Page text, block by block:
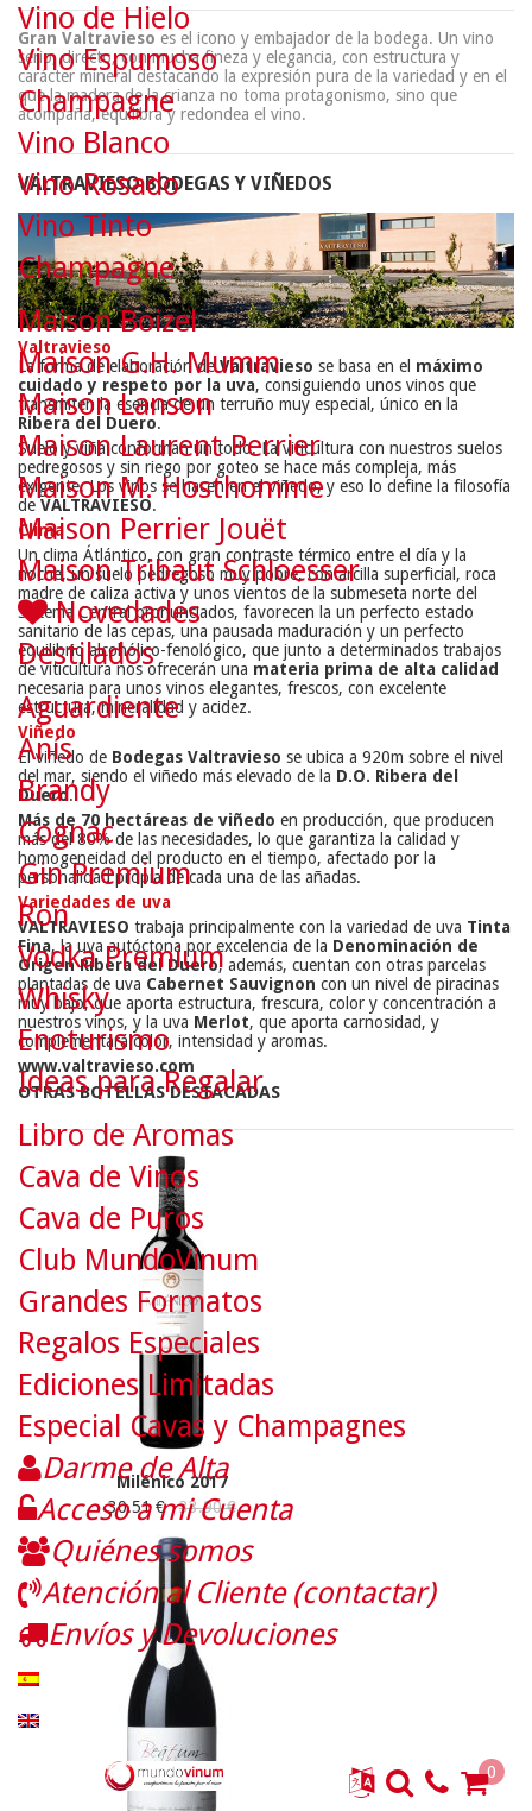
Gran Valtravieso es el icono y embajador de la bodega. Un vino
serio, directo, con mucha fineza y elegancia, con estructura y
carácter mineral destacando la expresión pura de la variedad y en el
que la madera de la crianza no toma protagonismo, sino que
acompaña, equilibra y redondea el vino.
VALTRAVIESO BODEGAS Y VIÑEDOS
Valtravieso
La forma de elaboración deValtravieso se basa en el máximo
cuidado y respeto por la uva, consiguiendo unos vinos que
transmiten la esencia de un terruño muy especial, único en la
Ribera del Duero.
Suelo y viña conforman un todo. La viticultura con nuestros suelos
pedregosos y sin riego por goteo se hace más compleja, más
exigente. Los vinos se hacen en el viñedo, y eso lo define la filosofía
de VALTRAVIESO.
Clima
Un clima Átlántico, con gran contraste térmico entre el día y la
noche, un suelo pedregoso muy pobre, con arcilla superficial, roca
madre de caliza activa y unos vientos de la submeseta norte del
Sistema Central pronunciados, favorecen la un perfecto estado
sanitario de las cepas, una pausada maduración y un perfecto
equilibrio alcohólico-fenológico, que junto a determinados trabajos
de viticultura nos ofrecerán una materia prima de alta calidad
necesaria para unos vinos elegantes, frescos, con excelente
estructura, mineralidad y acidez.
Viñedo
El viñedo de Bodegas Valtravieso se ubica a 920m sobre el nivel
del mar, siendo el viñedo más elevado de la D.O. Ribera del
Duero.
Más de 70 hectáreas de viñedo en producción, que producen
más del 80% de las necesidades, lo que garantiza la calidad y
homogeneidad del producto en el tiempo, afectado por la
personalidad propia de cada una de las añadas.
Variedades de uva
VALTRAVIESO trabaja principalmente con la variedad de uva Tinta
Fina, la uva autóctona por excelencia de la Denominación de
Origen Ribera del Duero, además, cuentan con otras parcelas
plantadas de uva Cabernet Sauvignon con un nivel de piracinas
muy bajo, que aporta estructura, frescura, color y concentración a
nuestros vinos, y la uva Merlot, que aporta carnosidad, y
complementará color, intensidad y aromas.
www.valtravieso.com
OTRAS BOTELLAS DESTACADAS
Milénico 2017
30.51 €
33.90 €
Vino de Hielo
Vino Espumoso
Champagne
Vino Blanco
Vino Rosado
Vino Tinto
Champagne
Maison Boizel
Maison G.H. Mumm
Maison Lanson
Maison Laurent Perrier
Maison M. Hosthomme
Maison Perrier Jouët
Maison Tribaut Schloesser
Novedades
Destilados
Aguardiente
Anís
Brandy
Cognac
Gin Premium
Ron
Vodka Premium
Whisky
Enoturismo
Ideas para Regalar
Libro de Aromas
Cava de Vinos
Cava de Puros
Club MundoVinum
Grandes Formatos
Regalos Especiales
Ediciones Limitadas
Especial Cavas y Champagnes
Darme de Alta
Acceso a mi Cuenta
Quiénes somos
Atención al Cliente (contactar)
Envíos y Devoluciones
0